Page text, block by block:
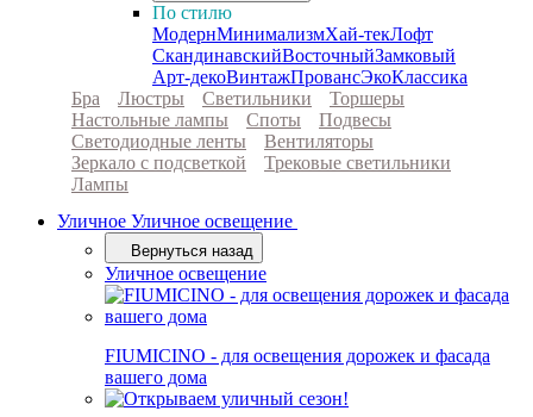
По стилю
МодернМинимализмХай-текЛофт
СкандинавскийВосточныйЗамковый
Арт-декоВинтажПровансЭкоКлассика
Бра
Люстры Светильники
Торшеры
Настольные лампы
Споты
Подвесы
Светодиодные ленты
Вентиляторы
Зеркало с подсветкой
Трековые светильники
Лампы
Уличное Уличное освещение
Вернуться назад
Уличное освещение
FIUMICINO - для освещения дорожек и фасада
вашего дома